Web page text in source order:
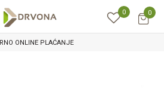
0 0
ONLINE PLAĆANJE